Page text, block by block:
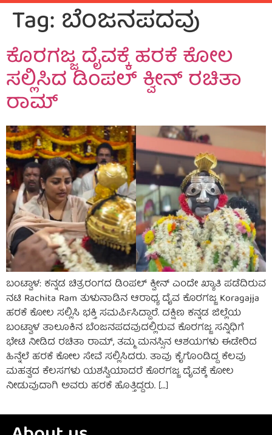
Tag: ಬೆಂಜನಪದವು
ಕೊರಗಜ್ಜ ದೈವಕ್ಕೆ ಹರಕೆ ಕೋಲ
ಸಲ್ಲಿಸಿದ ಡಿಂಪಲ್ ಕ್ವೀನ್ ರಚಿತಾ
ರಾಮ್
ಬಂಟ್ವಾಳ: ಕನ್ನಡ ಚಿತ್ರರಂಗದ ಡಿಂಪಲ್ ಕ್ವೀನ್ ಎಂದೇ ಖ್ಯಾತಿ ಪಡೆದಿರುವ
ನಟಿ Rachita Ram ತುಳುನಾಡಿನ ಆರಾಧ್ಯ ದೈವ ಕೊರಗಜ್ಜ Koragajja
ಹರಕೆ ಕೋಲ ಸಲ್ಲಿಸಿ ಭಕ್ತಿ ಸಮರ್ಪಿಸಿದ್ದಾರೆ. ದಕ್ಷಿಣ ಕನ್ನಡ ಜಿಲ್ಲೆಯ
ಬಂಟ್ವಾಳ ತಾಲೂಕಿನ ಬೆಂಜನಪದವುದಲ್ಲಿರುವ ಕೊರಗಜ್ಜ ಸನ್ನಿಧಿಗೆ
ಭೇಟಿ ನೀಡಿದ ರಚಿತಾ ರಾಮ್, ತಮ್ಮ ಮನಸ್ಸಿನ ಆಶಯಗಳು ಈಡೇರಿದ
ಹಿನ್ನೆಲೆ ಹರಕೆ ಕೋಲ ಸೇವೆ ಸಲ್ಲಿಸಿದರು. ತಾವು ಕೈಗೊಂಡಿದ್ದ ಕೆಲವು
ಮಹತ್ವದ ಕೆಲಸಗಳು ಯಶಸ್ವಿಯಾದರೆ ಕೊರಗಜ್ಜ ದೈವಕ್ಕೆ ಕೋಲ
ನೀಡುವುದಾಗಿ ಅವರು ಹರಕೆ ಹೊತ್ತಿದ್ದರು. […]